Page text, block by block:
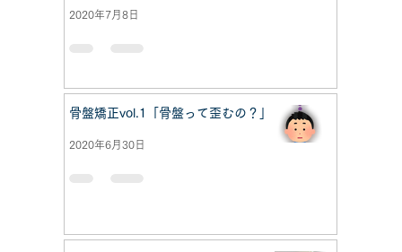
2020年7月8日
骨盤矯正vol.1「骨盤って歪むの？」
2020年6月30日